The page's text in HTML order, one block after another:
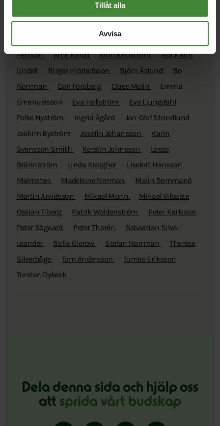
Tillåt alla
Avvisa
Klimatambassadörer
Ann-Marie Franklin
Persson
Arne Karyd Aron Knifström
Åsa Karin
Lindell
Birger Hjörleifsson Björn Åslund
Bo
Norrman
Carl Forsberg Claes Melin
Emma
Emanuelsson
Eva Hallström
Eva Ljungdahl
Folke Nyström
Ingrid Ågård
Jan-Olof Strindlund
Joakim Byström
Josefin Johansson
Karin
Svensson Smith
Kerstin Johnsson
Lasse
Brännström
Linda Kraigher
Liselott Hansson
Malmsten
Madeleine Norman
Malin Sommanö
Martin Arvidsson
Mikael Morin
Mikael Vilbaste
Ossian Tiberg
Patrik Waldenström
Peter Karlsson
Peter Sögaard
Peter Thorén
Sebastian Silva-
Leander
Sofia Gierow Stefan Norrman
Therese
Silverbåge
Tom Andersson
Tomas Eriksson
Torsten Dybeck
Dela denna sida och hjälp oss
att sprida vårt budskap